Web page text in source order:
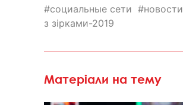
социальные сети
новости
з зірками-2019
Матеріали на тему